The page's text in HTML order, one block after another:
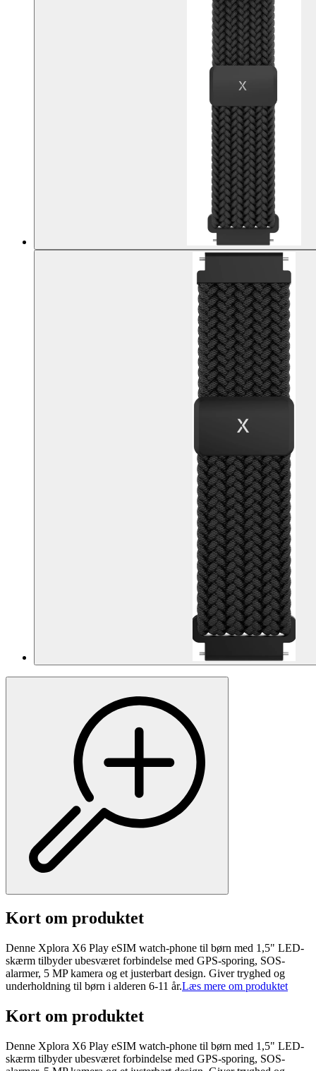
Kort om produktet
Denne Xplora X6 Play eSIM watch-phone til børn med 1,5" LED-
skærm tilbyder ubesværet forbindelse med GPS-sporing, SOS-
alarmer, 5 MP kamera og et justerbart design. Giver tryghed og
underholdning til børn i alderen 6-11 år.Læs mere om produktet
Kort om produktet
Denne Xplora X6 Play eSIM watch-phone til børn med 1,5" LED-
skærm tilbyder ubesværet forbindelse med GPS-sporing, SOS-